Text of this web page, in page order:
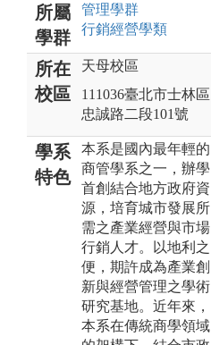
所屬
學群
管理學群
行銷經營學類
所在
校區
天母校區
111036臺北市士林區
忠誠路二段101號
學系
特色
本系是國內最年輕的
商管學系之一，辦學
首創結合地方政府資
源，培育城市發展所
需之產業經營與市場
行銷人才。以地利之
便，期許成為產業創
新與經營管理之學術
研究基地。近年來，
本系在傳統商學領域